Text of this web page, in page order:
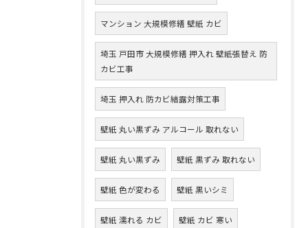
マンション 大規模修繕 壁紙 カビ
埼玉 戸田市 大規模修繕 押入れ 壁紙張替え 防
カビ工事
埼玉 押入れ 防カビ結露対策工事
壁紙 丸い黒ずみ アルコール 取れない
壁紙 丸い黒ずみ 壁紙 黒ずみ 取れない
壁紙 色が変わる 壁紙 黒いシミ
壁紙 濡れる カビ 壁紙 カビ 寒い